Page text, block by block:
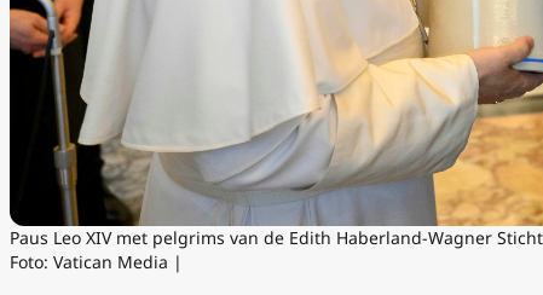
Paus Leo XIV met pelgrims van de Edith Haberland-Wagner
Foto: Vatican Media |